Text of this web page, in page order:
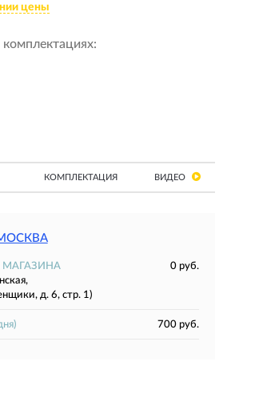
цены
комплектациях:
КОМПЛЕКТАЦИЯ ВИДЕО
0 руб.
д. 6, стр. 1)
700 руб.